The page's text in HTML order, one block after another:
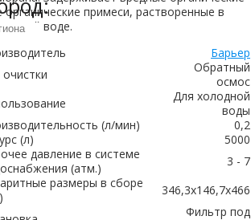
органические примеси, растворенные в
воде.
Барьер
Обратный
осмос
Для холодной
воды
(л/мин)
0,2
(л)
5000
давление в системе
(атм.)
3 - 7
размеры в сборе
346,3x146,7x466
Фильтр под